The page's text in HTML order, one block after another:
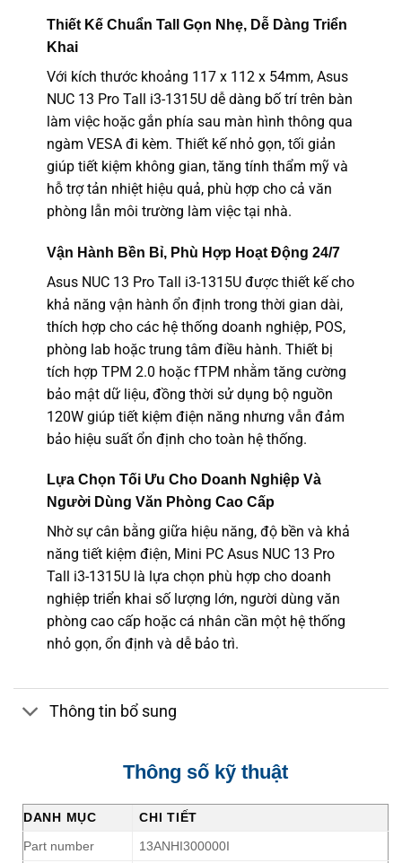
Thiết Kế Chuẩn Tall Gọn Nhẹ, Dễ Dàng Triển
Khai
Với kích thước khoảng 117 x 112 x 54mm, Asus
NUC 13 Pro Tall i3-1315U dễ dàng bố trí trên bàn
làm việc hoặc gắn phía sau màn hình thông qua
ngàm VESA đi kèm. Thiết kế nhỏ gọn, tối giản
giúp tiết kiệm không gian, tăng tính thẩm mỹ và
hỗ trợ tản nhiệt hiệu quả, phù hợp cho cả văn
phòng lẫn môi trường làm việc tại nhà.
Vận Hành Bền Bỉ, Phù Hợp Hoạt Động 24/7
Asus NUC 13 Pro Tall i3-1315U được thiết kế cho
khả năng vận hành ổn định trong thời gian dài,
thích hợp cho các hệ thống doanh nghiệp, POS,
phòng lab hoặc trung tâm điều hành. Thiết bị
tích hợp TPM 2.0 hoặc fTPM nhằm tăng cường
bảo mật dữ liệu, đồng thời sử dụng bộ nguồn
120W giúp tiết kiệm điện năng nhưng vẫn đảm
bảo hiệu suất ổn định cho toàn hệ thống.
Lựa Chọn Tối Ưu Cho Doanh Nghiệp Và
Người Dùng Văn Phòng Cao Cấp
Nhờ sự cân bằng giữa hiệu năng, độ bền và khả
năng tiết kiệm điện, Mini PC Asus NUC 13 Pro
Tall i3-1315U là lựa chọn phù hợp cho doanh
nghiệp triển khai số lượng lớn, người dùng văn
phòng cao cấp hoặc cá nhân cần một hệ thống
nhỏ gọn, ổn định và dễ bảo trì.
Thông tin bổ sung
Thông số kỹ thuật
DANH MỤC
CHI TIẾT
Part number
13ANHI300000I